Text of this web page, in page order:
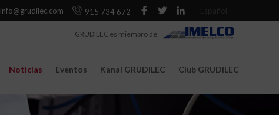
info@grudilec.com 915 734 672
Noticias Eventos Kanal GRUDILEC Club GRUDILEC
GRUDILEC es miembro de